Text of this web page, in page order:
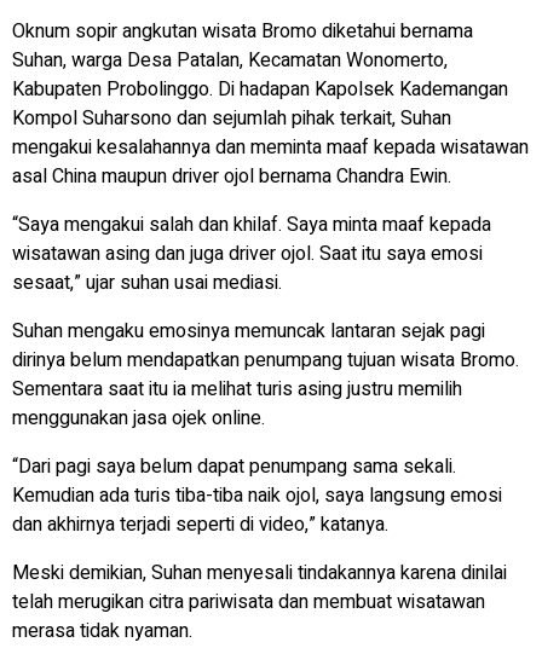
Oknum sopir angkutan wisata Bromo diketahui bernama
Suhan, warga Desa Patalan, Kecamatan Wonomerto,
Kabupaten Probolinggo. Di hadapan Kapolsek Kademangan
Kompol Suharsono dan sejumlah pihak terkait, Suhan
mengakui kesalahannya dan meminta maaf kepada wisatawan
asal China maupun driver ojol bernama Chandra Ewin.
“Saya mengakui salah dan khilaf. Saya minta maaf kepada
wisatawan asing dan juga driver ojol. Saat itu saya emosi
sesaat,” ujar suhan usai mediasi.
Suhan mengaku emosinya memuncak lantaran sejak pagi
dirinya belum mendapatkan penumpang tujuan wisata Bromo.
Sementara saat itu ia melihat turis asing justru memilih
menggunakan jasa ojek online.
“Dari pagi saya belum dapat penumpang sama sekali.
Kemudian ada turis tiba-tiba naik ojol, saya langsung emosi
dan akhirnya terjadi seperti di video,” katanya.
Meski demikian, Suhan menyesali tindakannya karena dinilai
telah merugikan citra pariwisata dan membuat wisatawan
merasa tidak nyaman.